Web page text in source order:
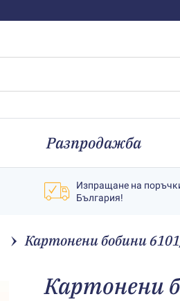
Разпродажба
Изпращане на
България!
Картонени бобини
Картонени